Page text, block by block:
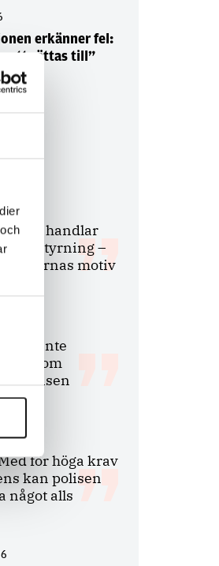
erkänner fel:
att rättas till”
Det handlar
–
forskarnas motiv
Det är inte
som
polisen
för höga krav
kan polisen
något alls